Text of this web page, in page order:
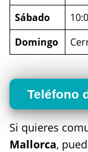
Sábado
Domingo
Teléfono
Si quieres
Mallorca,